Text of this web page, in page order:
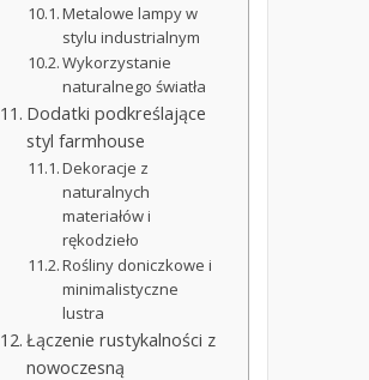
Metalowe lampy w
stylu industrialnym
Wykorzystanie
naturalnego światła
Dodatki podkreślające
styl farmhouse
Dekoracje z
naturalnych
materiałów i
rękodzieło
Rośliny doniczkowe i
minimalistyczne
lustra
Łączenie rustykalności z
nowoczesną